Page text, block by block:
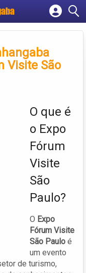
Visite São
O que é
o Expo
Fórum
Visite
São
Paulo?
O Expo
Fórum Visite
São Paulo é
um evento
de turismo,